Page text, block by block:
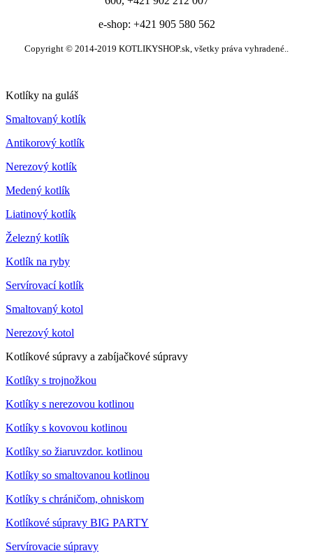
e-shop: +421 905 580 562
Copyright © 2014-2019 KOTLIKYSHOP.sk, všetky práva vyhradené..
Kotlíky na guláš
Smaltovaný kotlík
Antikorový kotlík
Nerezový kotlík
Medený kotlík
Liatinový kotlík
Železný kotlík
Kotlík na ryby
Servírovací kotlík
Smaltovaný kotol
Nerezový kotol
Kotlíkové súpravy a zabíjačkové súpravy
Kotlíky s trojnožkou
Kotlíky s nerezovou kotlinou
Kotlíky s kovovou kotlinou
Kotlíky so žiaruvzdor. kotlinou
Kotlíky so smaltovanou kotlinou
Kotlíky s chráničom, ohniskom
Kotlíkové súpravy BIG PARTY
Servírovacie súpravy